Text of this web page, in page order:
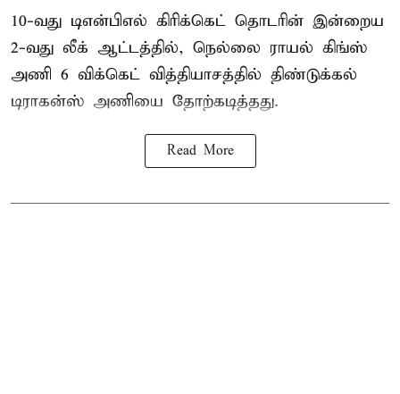
10-வது டிஎன்பிஎல் கிரிக்கெட் தொடரின் இன்றைய
2-வது லீக் ஆட்டத்தில், நெல்லை ராயல் கிங்ஸ்
அணி 6 விக்கெட் வித்தியாசத்தில் திண்டுக்கல்
டிராகன்ஸ் அணியை தோற்கடித்தது.
Read More